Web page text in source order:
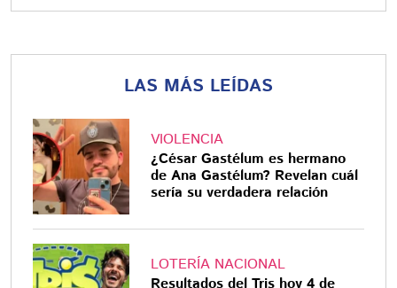
LAS MÁS LEÍDAS
VIOLENCIA
¿César Gastélum es hermano
de Ana Gastélum? Revelan cuál
sería su verdadera relación
LOTERÍA NACIONAL